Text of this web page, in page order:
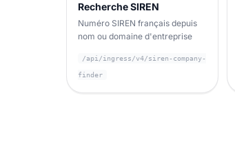
Recherche SIREN
Numéro SIREN français depuis
nom ou domaine d'entreprise
/api/ingress/v4/siren-company-
finder